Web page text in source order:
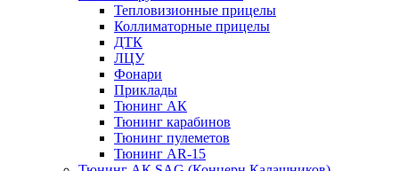
Тепловизионные прицелы
Коллиматорные прицелы
ДТК
ЛЦУ
Фонари
Приклады
Тюнинг АК
Тюнинг карабинов
Тюнинг пулеметов
Тюнинг AR-15